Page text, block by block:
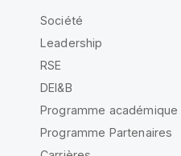
Société
Leadership
RSE
DEI&B
Programme académique
Programme Partenaires